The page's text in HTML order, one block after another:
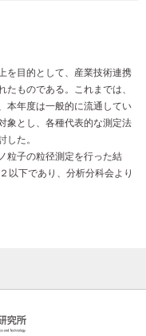
を目的として、産業技術連携
ものである。これまでは、
本年度は一般的に流通してい
象とし、各種代表的な測定法
した。
粒子の粒径測定を行った結
以下であり、分析分科会より